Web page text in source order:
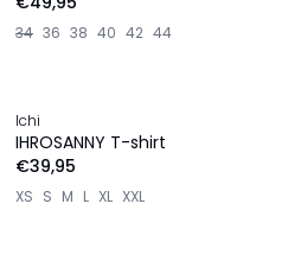
34 36 38 40 42 44
NEU
Ichi
IHROSANNY T-shirt
€39,95
XS S M L XL XXL